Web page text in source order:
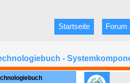
Startseite Forum
-